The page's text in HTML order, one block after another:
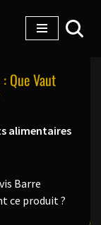
Que Vaut
alimentaires
Barre
ce produit ?